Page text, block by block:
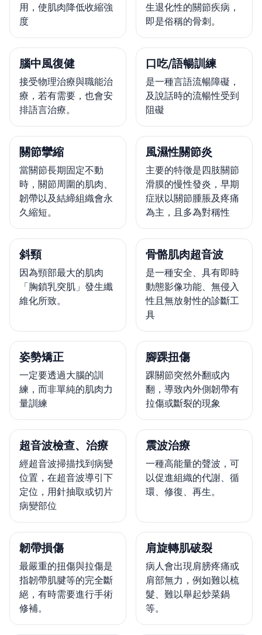
用，使肌肉降低收縮強
度
生退化性的關節疾病，
即是俗稱的骨刺。
腦中風復健
接受物理治療與職能治
療，若有需要，也會安
排語言治療。
口吃/語暢訓練
是一種言語流暢障礙，
及說話時的流暢性受到
阻礙
關節攣縮
當關節長期固定不動
時，關節周圍的肌肉、
韌帶以及結締組織會永
久縮短。
風濕性關節炎
主要的特徵是四肢關節
滑膜的慢性發炎，早期
症狀以關節腫脹及疼痛
為主，且多為對稱性
斜頸
因為頸部最大的肌肉
「胸鎖乳突肌」發生纖
維化所致。
骨骼肌肉超音波
是一種安全、具有即時
動態影像功能、無侵入
性且無放射性的診斷工
具
姿勢矯正
一定要透過大腦的訓
練，而非單純的肌肉力
量訓練
腳踝扭傷
踝關節突然外翻或內
翻，導致內外側韌帶有
拉傷或斷裂的現象
超音波檢查、治療
經超音波掃描找到病變
位置，在超音波導引下
定位，用針抽取或切片
病變部位
震波治療
一種高能量的聲波，可
以促進組織的代謝、循
環、修復、再生。
韌帶損傷
最嚴重的扭傷與拉傷是
指韌帶肌腱等的完全斷
絕，有時需要進行手術
修補。
肩旋轉肌破裂
病人會出現肩膀疼痛或
肩部無力，例如難以梳
髮、難以舉起炒菜鍋
等。